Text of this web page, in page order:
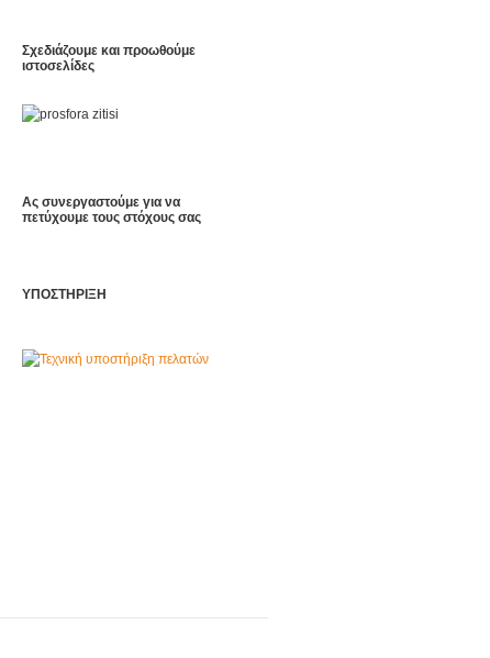
Σχεδιάζουμε και προωθούμε
ιστοσελίδες
Ας συνεργαστούμε για να
πετύχουμε τους στόχους σας
ΥΠΟΣΤΗΡΙΞΗ